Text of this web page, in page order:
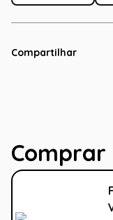
Compartilhar
Comprar